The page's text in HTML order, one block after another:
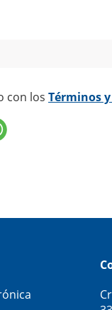
con los Términos